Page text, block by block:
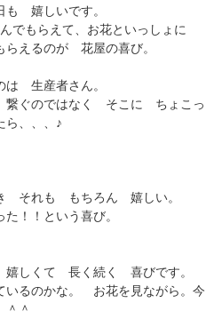
嬉しいです。
でもらえて、お花といっしょに
えるのが 花屋の喜び。
は 生産者さん。
ぐのではなく そこに ちょこっ
、、、♪
それも もちろん 嬉しい。
！！という喜び。
しくて 長く続く 喜びです。
るのかな。 お花を見ながら。今
＾＾